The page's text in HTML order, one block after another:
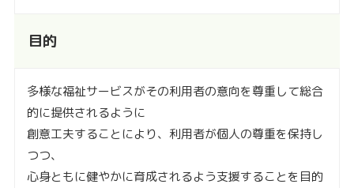
目的
多様な福祉サービスがその利用者の意向を尊重して総合
的に提供されるように
創意工夫することにより、利用者が個人の尊重を保持し
つつ、
心身ともに健やかに育成されるよう支援することを目的